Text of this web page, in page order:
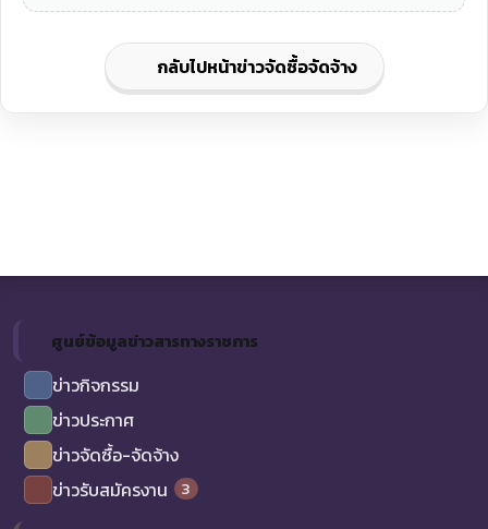
กลับไปหน้าข่าวจัดซื้อจัดจ้าง
ศูนย์ข้อมูลข่าวสารทางราชการ
ข่าวกิจกรรม
ข่าวประกาศ
ข่าวจัดซื้อ-จัดจ้าง
ข่าวรับสมัครงาน
3